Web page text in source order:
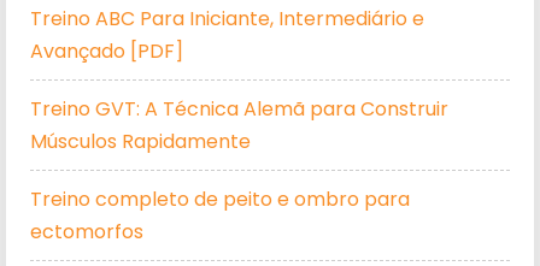
Treino ABC Para Iniciante, Intermediário e
Avançado [PDF]
Treino GVT: A Técnica Alemã para Construir
Músculos Rapidamente
Treino completo de peito e ombro para
ectomorfos